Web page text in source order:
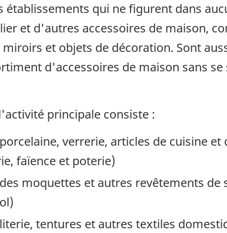
établissements qui ne figurent dans
et d'autres accessoires de maison,
et objets de décoration. Sont
d'accessoires de maison sans se
principale consiste :
verrerie, articles de cuisine
faïence et poterie)
moquettes et autres revêtements
tentures et autres textiles